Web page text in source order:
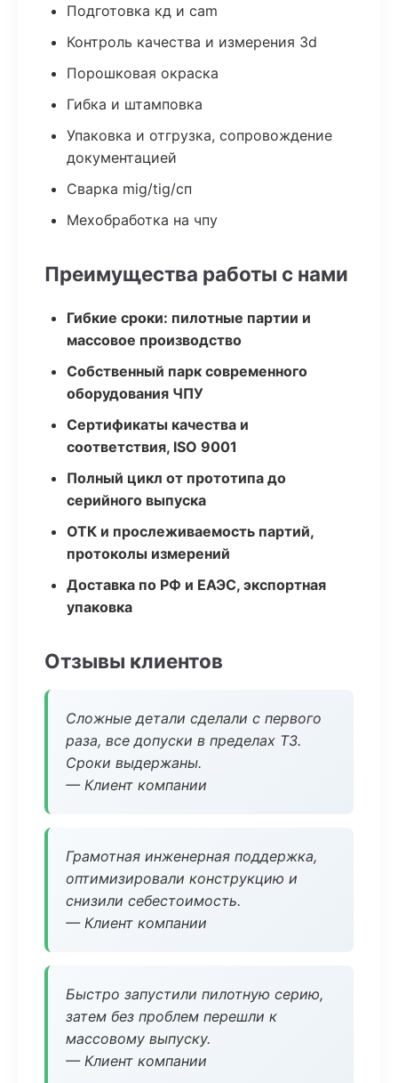
Подготовка кд и cam
Контроль качества и измерения 3d
Порошковая окраска
Гибка и штамповка
Упаковка и отгрузка, сопровождение
документацией
Сварка mig/tig/сп
Мехобработка на чпу
Преимущества работы с нами
Гибкие сроки: пилотные партии и
массовое производство
Собственный парк современного
оборудования ЧПУ
Сертификаты качества и
соответствия, ISO 9001
Полный цикл от прототипа до
серийного выпуска
ОТК и прослеживаемость партий,
протоколы измерений
Доставка по РФ и ЕАЭС, экспортная
упаковка
Отзывы клиентов
Сложные детали сделали с первого
раза, все допуски в пределах ТЗ.
Сроки выдержаны.
— Клиент компании
Грамотная инженерная поддержка,
оптимизировали конструкцию и
снизили себестоимость.
— Клиент компании
Быстро запустили пилотную серию,
затем без проблем перешли к
массовому выпуску.
— Клиент компании